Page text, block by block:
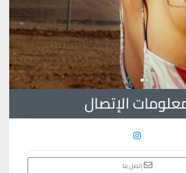
الإتصال
إتصل بنا